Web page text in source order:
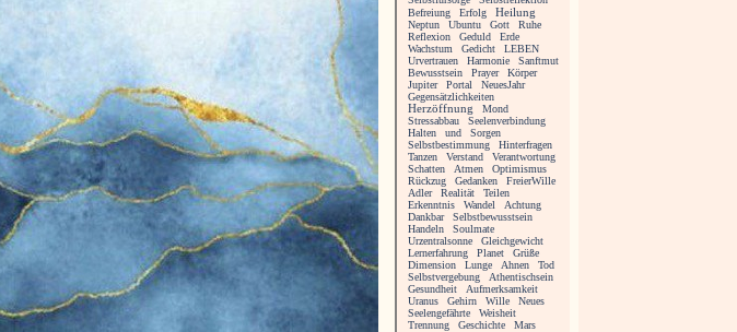
Befreiung
Erfolg Heilung
Neptun Ubuntu Gott
Ruhe
Reflexion
Geduld
Erde
Wachstum
Gedicht
LEBEN
Urvertrauen
Harmonie
Sanftmut
Bewusstsein
Prayer
Körper
Jupiter
Portal
NeuesJahr
Gegensätzlichkeiten
Herzöffnung
Mond
Stressabbau
Seelenverbindung
Halten
und
Sorgen
Selbstbestimmung
Hinterfragen
Tanzen
Verstand
Verantwortung
Schatten
Atmen
Optimismus
Rückzug
Gedanken
FreierWille
Adler
Realität
Teilen
Erkenntnis
Wandel
Achtung
Dankbar
Selbstbewusstsein
Handeln
Soulmate
Urzentralsonne
Gleichgewicht
Lernerfahrung
Planet
Grüße
Dimension
Lunge Ahnen
Tod
Selbstvergebung
Athentischsein
Gesundheit
Aufmerksamkeit
Uranus
Gehirn Wille
Neues
Seelengefährte
Weisheit
Trennung
Geschichte
Mars